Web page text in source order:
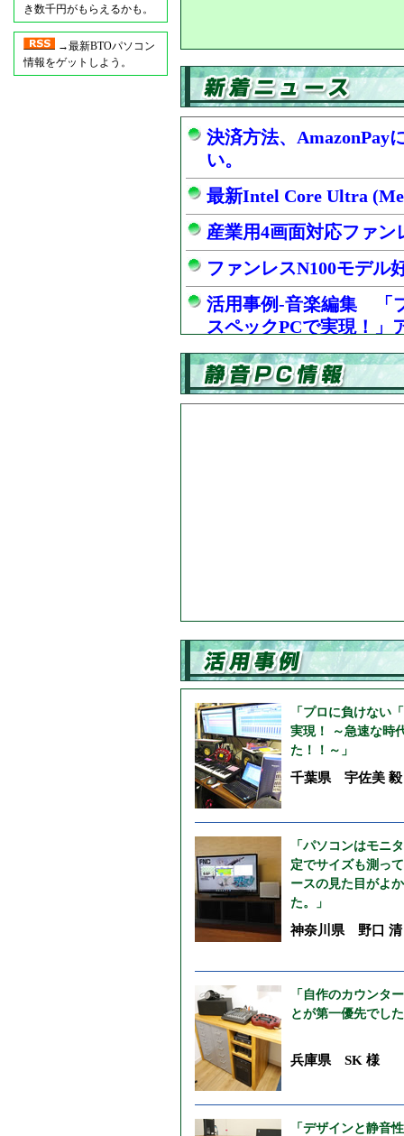
き数千円がもらえるかも。
→最新BTOパソコン
情報をゲットしよう。
決済方法、AmazonPay
い。
最新Intel Core Ultra
産業用4画面対応ファ
ファンレスN100モデル
活用事例-音楽編集 「
スペックPCで実現！」
静音PCで音楽制作！
「プロに負けない
実現！ ～急速な時
た！！～」
千葉県 宇佐美 毅
「パソコンはモニ
定でサイズも測っ
ースの見た目がよ
た。」
神奈川県 野口 清
「自作のカウンタ
とが第一優先でし
兵庫県 SK 様
「デザインと静音